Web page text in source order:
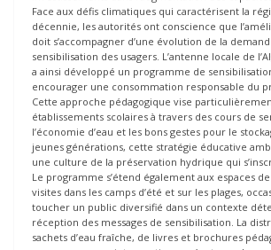
Face aux défis climatiques qui caractérisent la
décennie, les autorités ont conscience que
doit s’accompagner d’une évolution de la
sensibilisation des usagers. L’antenne locale de
a ainsi développé un programme de
encourager une consommation responsable du
Cette approche pédagogique vise
établissements scolaires à travers des cours de
l’économie d’eau et les bons gestes pour le
jeunes générations, cette stratégie éducative
une culture de la préservation hydrique qui
Le programme s’étend également aux espaces
visites dans les camps d’été et sur les plages,
toucher un public diversifié dans un contexte
réception des messages de sensibilisation. La
sachets d’eau fraîche, de livres et brochures